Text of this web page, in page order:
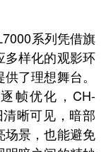
系列凭借旗
多样化的观影环
了理想舞台。
帧优化，CH-
晰可见，暗部
场景，也能避免